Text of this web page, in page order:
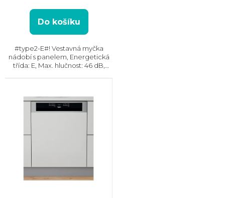
Do košíku
#type2-E#! Vestavná myčka
nádobí s panelem, Energetická
třída: E, Max. hlučnost: 46 dB,
cyklus: 9,5 l,...